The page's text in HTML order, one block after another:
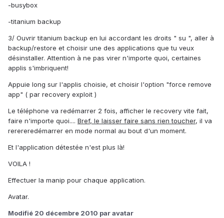
-busybox
-titanium backup
3/ Ouvrir titanium backup en lui accordant les droits " su ", aller à
backup/restore et choisir une des applications que tu veux
désinstaller. Attention à ne pas virer n'importe quoi, certaines
applis s'imbriquent!
Appuie long sur l'applis choisie, et choisir l'option "force remove
app" ( par recovery exploit )
Le téléphone va redémarrer 2 fois, afficher le recovery vite fait,
faire n'importe quoi.... Bref, le laisser faire sans rien toucher, il va
rerereredémarrer en mode normal au bout d'un moment.
Et l'application détestée n'est plus là!
VOILA !
Effectuer la manip pour chaque application.
Avatar.
Modifié 20 décembre 2010 par avatar